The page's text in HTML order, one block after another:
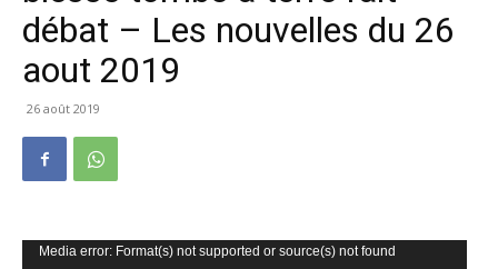
débat – Les nouvelles du 26
aout 2019
26 août 2019
Lecteur
Media error: Format(s) not supported or source(s) not found